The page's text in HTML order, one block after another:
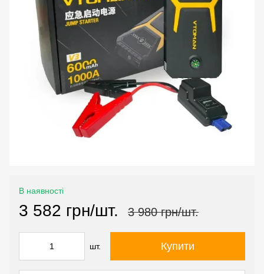
В наявності
3 582 грн/шт. 3 980 грн/шт.
шт. Купити